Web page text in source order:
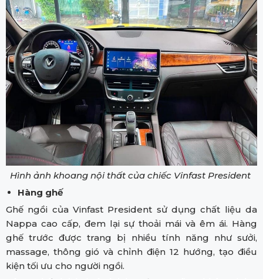
Hình ảnh khoang nội thất của chiếc Vinfast President
Hàng ghế
Ghế ngồi của Vinfast President sử dụng chất liệu da
Nappa cao cấp, đem lại sự thoải mái và êm ái. Hàng
ghế trước được trang bị nhiều tính năng như sưởi,
massage, thông gió và chỉnh điện 12 hướng, tạo điều
kiện tối ưu cho người ngồi.